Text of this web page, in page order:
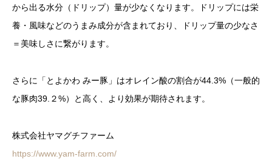
から出る水分（ドリップ）量が少なくなります。ドリップには栄
養・風味などのうまみ成分が含まれており、ドリップ量の少なさ
＝美味しさに繋がります。
さらに「とよかわ みー豚」はオレイン酸の割合が44.3%（一般的
な豚肉39.２%）と高く、より効果が期待されます。
株式会社ヤマグチファーム
https://www.yam-farm.com/